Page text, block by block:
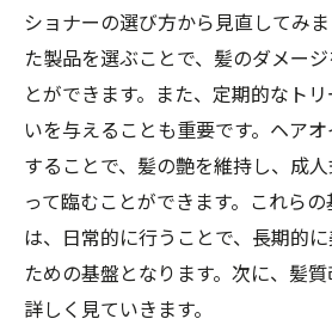
ショナーの選び方から見直してみ
た製品を選ぶことで、髪のダメー
とができます。また、定期的なト
いを与えることも重要です。ヘア
することで、髪の艶を維持し、成
って臨むことができます。これら
は、日常的に行うことで、長期的
ための基盤となります。次に、髪
詳しく見ていきます。